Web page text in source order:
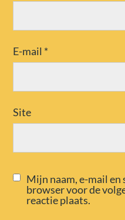
E-mail *
Site
Mijn naam, e-mail en
browser voor de
reactie plaats.